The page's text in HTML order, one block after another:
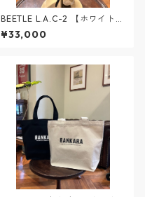
BEETLE L.A.C-2 【ホワイト】
Lサイズ
¥33,000